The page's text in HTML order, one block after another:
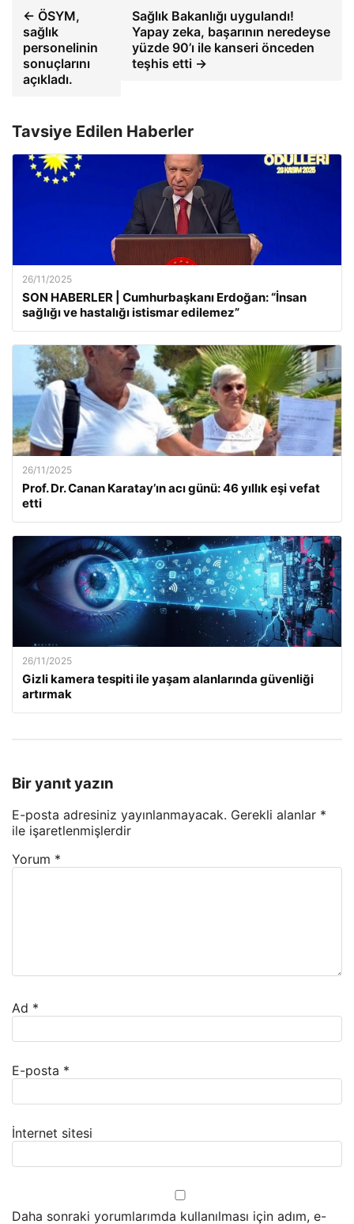
← ÖSYM,
sağlık
personelinin
sonuçlarını
açıkladı.
Sağlık Bakanlığı uygulandı!
Yapay zeka, başarının neredeyse
yüzde 90’ı ile kanseri önceden
teşhis etti →
Tavsiye Edilen Haberler
26/11/2025
SON HABERLER | Cumhurbaşkanı Erdoğan: “İnsan
sağlığı ve hastalığı istismar edilemez”
26/11/2025
Prof. Dr. Canan Karatay’ın acı günü: 46 yıllık eşi vefat
etti
26/11/2025
Gizli kamera tespiti ile yaşam alanlarında güvenliği
artırmak
Bir yanıt yazın
E-posta adresiniz yayınlanmayacak. Gerekli alanlar *
ile işaretlenmişlerdir
Yorum *
Ad *
E-posta *
İnternet sitesi
Daha sonraki yorumlarımda kullanılması için adım, e-